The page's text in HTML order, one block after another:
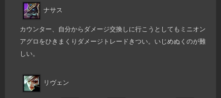
ナサス
カウンター、自分からダメージ交換しに行こうとしてもミニオン
アグロをひきまくりダメージトレードきつい。いじめぬくのが難
しい。
リヴェン